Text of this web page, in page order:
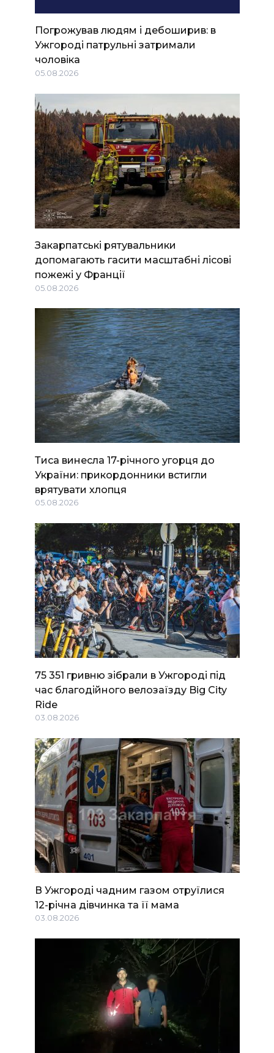
Погрожував людям і дебоширив: в
Ужгороді патрульні затримали
чоловіка
05.08.2026
Закарпатські рятувальники
допомагають гасити масштабні лісові
пожежі у Франції
05.08.2026
Тиса винесла 17-річного угорця до
України: прикордонники встигли
врятувати хлопця
05.08.2026
75 351 гривню зібрали в Ужгороді під
час благодійного велозаїзду Big Сity
Ride
03.08.2026
В Ужгороді чадним газом отруїлися
12-річна дівчинка та її мама
03.08.2026